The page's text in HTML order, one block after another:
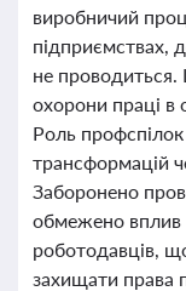
виробничий
підприємствах,
не
охорони праці в
Роль
трансформацій
Заборонено
обмежено вплив
роботодавців,
захищати права